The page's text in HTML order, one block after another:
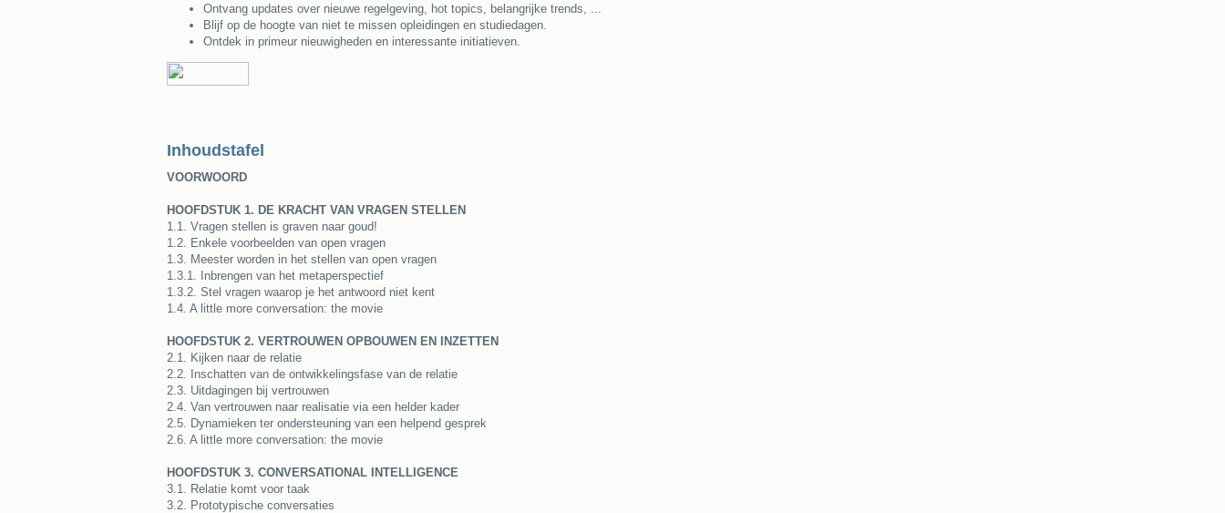
Ontvang updates over nieuwe regelgeving, hot topics, belangrijke trends, ...
Blijf op de hoogte van niet te missen opleidingen en studiedagen.
Ontdek in primeur nieuwigheden en interessante initiatieven.
Inhoudstafel
VOORWOORD
HOOFDSTUK 1. DE KRACHT VAN VRAGEN STELLEN
1.1. Vragen stellen is graven naar goud!
1.2. Enkele voorbeelden van open vragen
1.3. Meester worden in het stellen van open vragen
1.3.1. Inbrengen van het metaperspectief
1.3.2. Stel vragen waarop je het antwoord niet kent
1.4. A little more conversation: the movie
HOOFDSTUK 2. VERTROUWEN OPBOUWEN EN INZETTEN
2.1. Kijken naar de relatie
2.2. Inschatten van de ontwikkelingsfase van de relatie
2.3. Uitdagingen bij vertrouwen
2.4. Van vertrouwen naar realisatie via een helder kader
2.5. Dynamieken ter ondersteuning van een helpend gesprek
2.6. A little more conversation: the movie
HOOFDSTUK 3. CONVERSATIONAL INTELLIGENCE
3.1. Relatie komt voor taak
3.2. Prototypische conversaties